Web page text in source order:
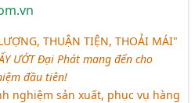
THUẬN TIỆN, THOẢI MÁI"
ƯỚTĐại Phát mang đến cho
đầu tiên!
nghiệm sản xuất, phục vụ hàng